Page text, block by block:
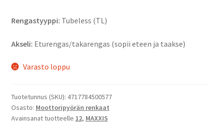
Rengastyyppi: Tubeless (TL)
Akseli: Eturengas/takarengas (sopii eteen ja taakse)
Varasto loppu
Tuotetunnus (SKU): 4717784500577
Osasto: Moottoripyörän renkaat
Avainsanat tuotteelle 12, MAXXIS